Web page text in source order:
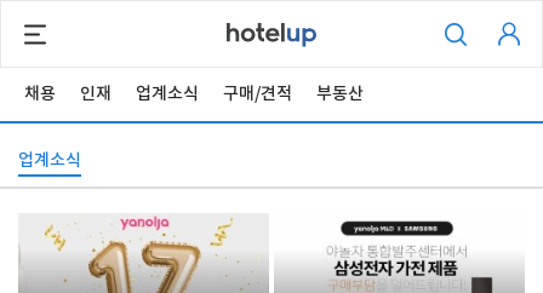
채용 인재 업계소식 구매/견적 부동산
업계소식